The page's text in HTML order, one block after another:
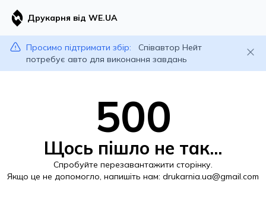
Друкарня від WE.UA
Просимо підтримати збір:
Співавтор Нейт
потребує авто для виконання завдань
500
Щось пішло не так...
Спробуйте перезавантажити сторінку.
Якщо це не допомогло, напишіть нам: drukarnia.ua@gmail.com